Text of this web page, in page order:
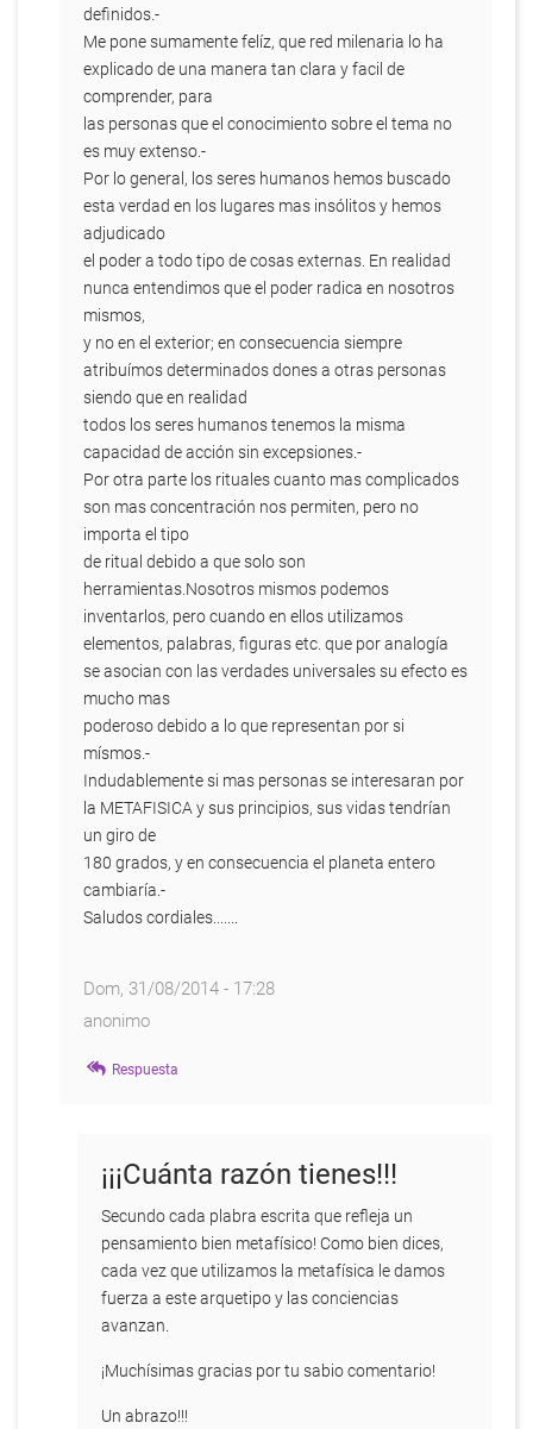
definidos.-
Me pone sumamente felíz, que red milenaria lo ha
explicado de una manera tan clara y facil de
comprender, para
las personas que el conocimiento sobre el tema no
es muy extenso.-
Por lo general, los seres humanos hemos buscado
esta verdad en los lugares mas insólitos y hemos
adjudicado
el poder a todo tipo de cosas externas. En realidad
nunca entendimos que el poder radica en nosotros
mismos,
y no en el exterior; en consecuencia siempre
atribuímos determinados dones a otras personas
siendo que en realidad
todos los seres humanos tenemos la misma
capacidad de acción sin excepsiones.-
Por otra parte los rituales cuanto mas complicados
son mas concentración nos permiten, pero no
importa el tipo
de ritual debido a que solo son
herramientas.Nosotros mismos podemos
inventarlos, pero cuando en ellos utilizamos
elementos, palabras, figuras etc. que por analogía
se asocian con las verdades universales su efecto es
mucho mas
poderoso debido a lo que representan por si
mísmos.-
Indudablemente si mas personas se interesaran por
la METAFISICA y sus principios, sus vidas tendrían
un giro de
180 grados, y en consecuencia el planeta entero
cambiaría.-
Saludos cordiales.......
Dom, 31/08/2014 - 17:28
anonimo
respuesta
éste
por
Anonymous
Respuesta
¡¡¡Cuánta razón tienes!!!
Secundo cada plabra escrita que refleja un
pensamiento bien metafísico! Como bien dices,
cada vez que utilizamos la metafísica le damos
fuerza a este arquetipo y las conciencias
avanzan.
¡Muchísimas gracias por tu sabio comentario!
Un abrazo!!!